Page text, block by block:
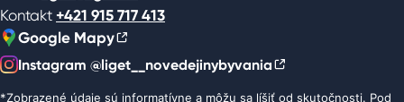
Kontakt +421 915 717 413
Google Mapy
Instagram @liget__novedejinybyvania
*Zobrazené údaje sú informatívne a môžu sa líšiť od skutočnosti. Pod